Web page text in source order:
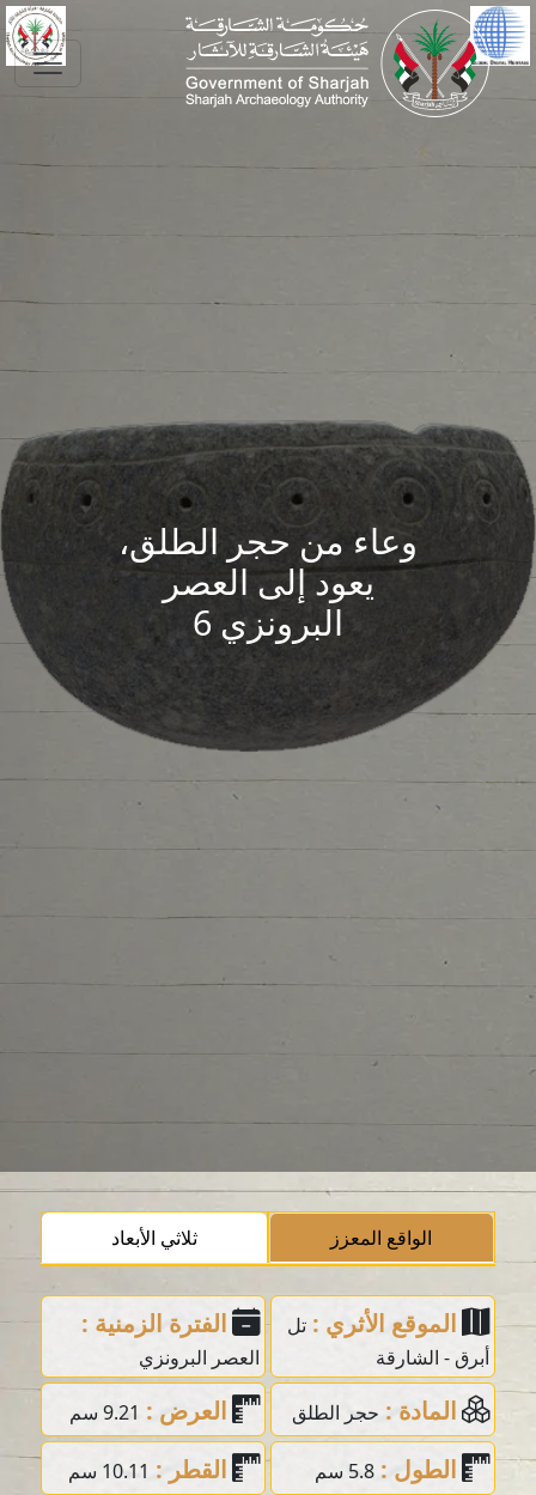
Skip to main
وعاء من حجر الطلق،
يعود إلى العصر
البرونزي 6
الواقع المعزز ثلاثي الأبعاد
الموقع الأثري : تل
أبرق - الشارقة
الفترة الزمنية :
العصر البرونزي
المادة : حجر الطلق العرض : 9.21 سم
الطول : 5.8 سم القطر : 10.11 سم